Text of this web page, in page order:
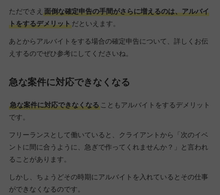
ただでさえ 面倒な確定申告の手間がさらに増えるのは、アルバイ
トをするデメリットだといえます。
あとからアルバイトをする場合の確定申告について、詳しくお伝
えするのでぜひ参考にしてくださいね。
急な案件に対応できなくなる
急な案件に対応できなくなることもアルバイトをするデメリット
です。
フリーランスとして働いていると、クライアントから「次のイベ
ントに間に合うように、急ぎで作ってくれませんか？」と言われ
ることがあります。
しかし、ちょうどその時期にアルバイトを入れているとその仕事
ができなくなるのです。